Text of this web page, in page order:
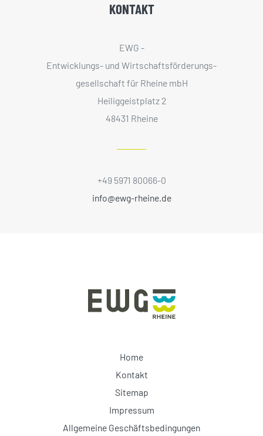
KONTAKT
EWG -
Entwicklungs- und Wirtschaftsförderungs­
gesellschaft für Rheine mbH
Heiliggeistplatz 2
48431 Rheine
+49 5971 80066-0
info@ewg-rheine.de
Home
Kontakt
Sitemap
Impressum
Allgemeine Geschäftsbedingungen